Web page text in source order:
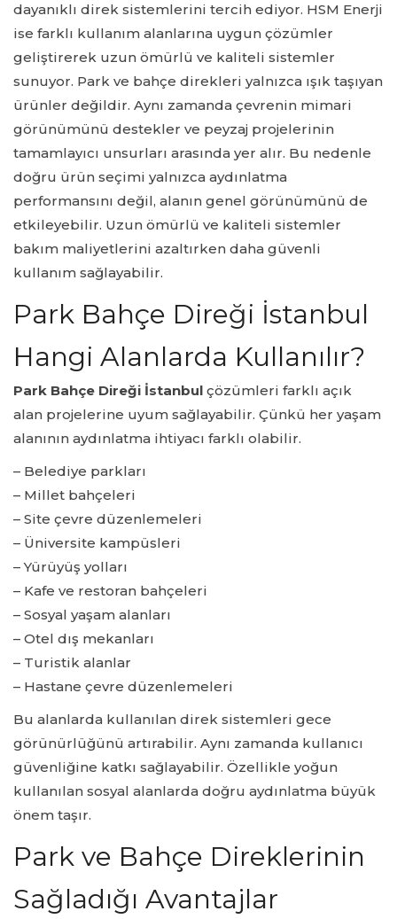
dayanıklı direk sistemlerini tercih ediyor. HSM Enerji
ise farklı kullanım alanlarına uygun çözümler
geliştirerek uzun ömürlü ve kaliteli sistemler
sunuyor. Park ve bahçe direkleri yalnızca ışık taşıyan
ürünler değildir. Aynı zamanda çevrenin mimari
görünümünü destekler ve peyzaj projelerinin
tamamlayıcı unsurları arasında yer alır. Bu nedenle
doğru ürün seçimi yalnızca aydınlatma
performansını değil, alanın genel görünümünü de
etkileyebilir. Uzun ömürlü ve kaliteli sistemler
bakım maliyetlerini azaltırken daha güvenli
kullanım sağlayabilir.
Park Bahçe Direği İstanbul
Hangi Alanlarda Kullanılır?
Park Bahçe Direği İstanbul çözümleri farklı açık
alan projelerine uyum sağlayabilir. Çünkü her yaşam
alanının aydınlatma ihtiyacı farklı olabilir.
– Belediye parkları
– Millet bahçeleri
– Site çevre düzenlemeleri
– Üniversite kampüsleri
– Yürüyüş yolları
– Kafe ve restoran bahçeleri
– Sosyal yaşam alanları
– Otel dış mekanları
– Turistik alanlar
– Hastane çevre düzenlemeleri
Bu alanlarda kullanılan direk sistemleri gece
görünürlüğünü artırabilir. Aynı zamanda kullanıcı
güvenliğine katkı sağlayabilir. Özellikle yoğun
kullanılan sosyal alanlarda doğru aydınlatma büyük
önem taşır.
Park ve Bahçe Direklerinin
Sağladığı Avantajlar